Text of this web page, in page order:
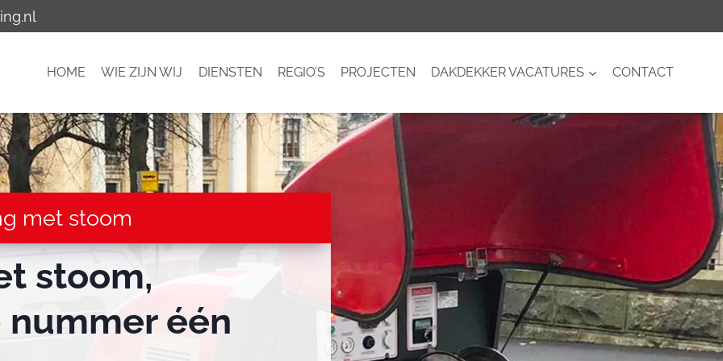
HOME WIE ZIJN WIJ DIENSTEN REGIO’S PROJECTEN DAKDEKKER VACATURES CONTACT
met stoom
stoom,
één